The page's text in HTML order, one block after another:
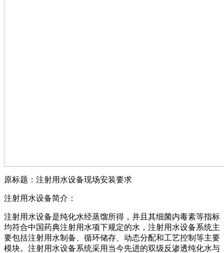
原标题：注射用水设备现场安装要求
注射用水设备简介：
注射用水设备是纯化水经蒸馏所得，并且其细菌内毒素等指标
均符合中国药典注射用水项下规定的水，注射用水设备系统主
要包括注射用水制备、循环储存、动态分配和工艺控制等主要
模块。注射用水设备系统采用当今先进的双级反渗透纯化水与